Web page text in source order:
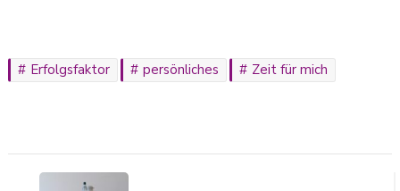
Erfolgsfaktor persönliches Zeit für mich